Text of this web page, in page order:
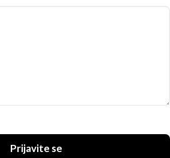
Prijavite se